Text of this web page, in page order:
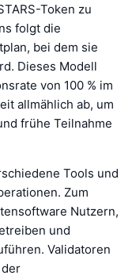
Token zu
folgt die
bei dem sie
Dieses Modell
von 100 % im
allmählich ab, um
frühe Teilnahme
Tools und
Zum
Nutzern,
und
Validatoren